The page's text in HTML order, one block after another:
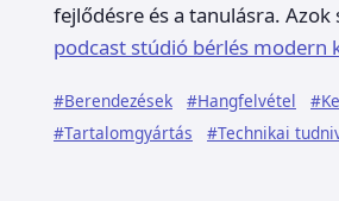
fejlődésre és a tanulásra.
podcast stúdió bérlés modern
#Berendezések #Hangfelvétel
#Tartalomgyártás
#Technikai